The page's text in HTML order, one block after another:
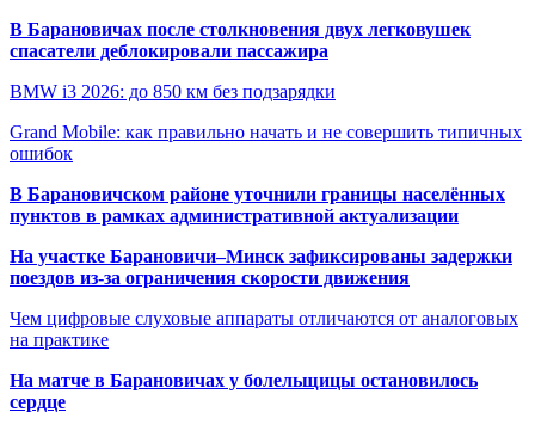
В Барановичах после столкновения двух легковушек
спасатели деблокировали пассажира
BMW i3 2026: до 850 км без подзарядки
Grand Mobile: как правильно начать и не совершить типичных
ошибок
В Барановичском районе уточнили границы населённых
пунктов в рамках административной актуализации
На участке Барановичи–Минск зафиксированы задержки
поездов из-за ограничения скорости движения
Чем цифровые слуховые аппараты отличаются от аналоговых
на практике
На матче в Барановичах у болельщицы остановилось
сердце